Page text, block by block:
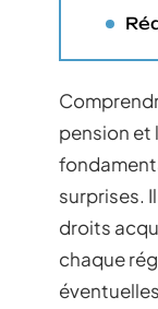
pension et
surprises.
droits
chaque